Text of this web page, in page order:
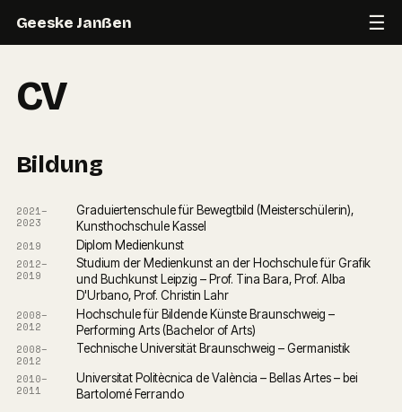
Geeske Janßen ☰
CV
Bildung
2021–
2023
Graduiertenschule für Bewegtbild (Meisterschülerin),
Kunsthochschule Kassel
2019
Diplom Medienkunst
2012–
2019
Studium der Medienkunst an der Hochschule für Grafik
und Buchkunst Leipzig – Prof. Tina Bara, Prof. Alba
D'Urbano, Prof. Christin Lahr
2008–
2012
Hochschule für Bildende Künste Braunschweig –
Performing Arts (Bachelor of Arts)
2008–
2012
Technische Universität Braunschweig – Germanistik
2010–
2011
Universitat Politècnica de València – Bellas Artes – bei
Bartolomé Ferrando